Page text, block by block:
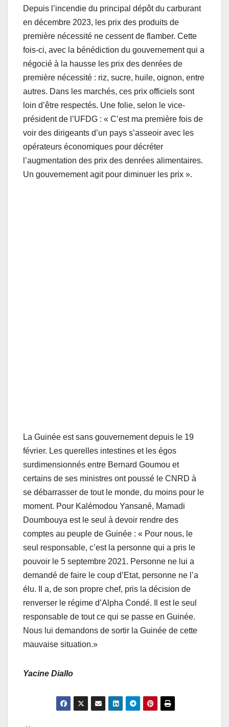
Depuis l’incendie du principal dépôt du carburant
en décembre 2023, les prix des produits de
première nécessité ne cessent de flamber. Cette
fois-ci, avec la bénédiction du gouvernement qui a
négocié à la hausse les prix des denrées de
première nécessité : riz, sucre, huile, oignon, entre
autres. Dans les marchés, ces prix officiels sont
loin d’être respectés. Une folie, selon le vice-
président de l’UFDG : « C’est ma première fois de
voir des dirigeants d’un pays s’asseoir avec les
opérateurs économiques pour décréter
l’augmentation des prix des denrées alimentaires.
Un gouvernement agit pour diminuer les prix ».
La Guinée est sans gouvernement depuis le 19
février. Les querelles intestines et les égos
surdimensionnés entre Bernard Goumou et
certains de ses ministres ont poussé le CNRD à
se débarrasser de tout le monde, du moins pour le
moment. Pour Kalémodou Yansané, Mamadi
Doumbouya est le seul à devoir rendre des
comptes au peuple de Guinée : « Pour nous, le
seul responsable, c’est la personne qui a pris le
pouvoir le 5 septembre 2021. Personne ne lui a
demandé de faire le coup d’Etat, personne ne l’a
élu. Il a, de son propre chef, pris la décision de
renverser le régime d’Alpha Condé. Il est le seul
responsable de tout ce qui se passe en Guinée.
Nous lui demandons de sortir la Guinée de cette
mauvaise situation.»
Yacine Diallo